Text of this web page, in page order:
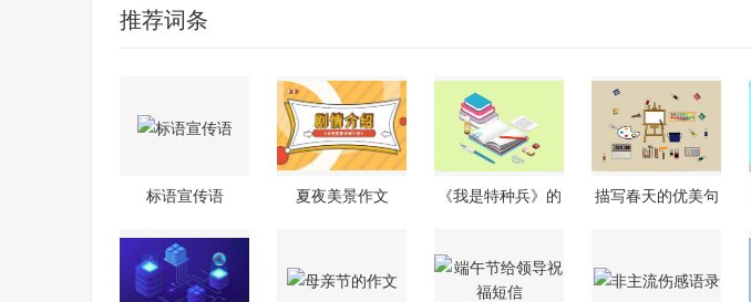
推荐词条
标语宣传语 夏夜美景作文
《我是特种兵》的
描写春天的优美句